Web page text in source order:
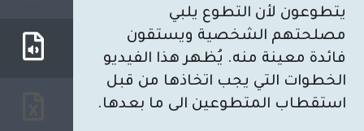
يتطوعون لأن التطوع يلبي
مصلحتهم الشخصية ويستقون
فائدة معينة منه. يُظهر هذا الفيديو
الخطوات التي يجب اتخاذها من قبل
استقطاب المتطوعين الى ما بعدها.